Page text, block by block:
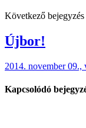
Következő bejegyzés
Újbor!
2014. november 09.,
Kapcsolódó